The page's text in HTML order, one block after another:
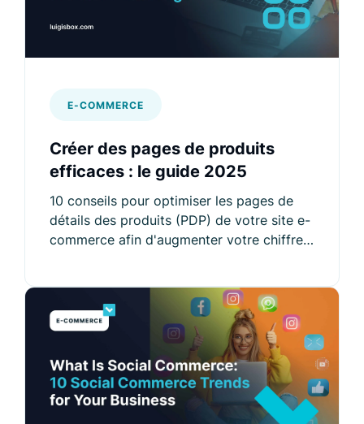
E-COMMERCE
Créer des pages de produits
efficaces : le guide 2025
10 conseils pour optimiser les pages de
détails des produits (PDP) de votre site e-
commerce afin d'augmenter votre chiffre